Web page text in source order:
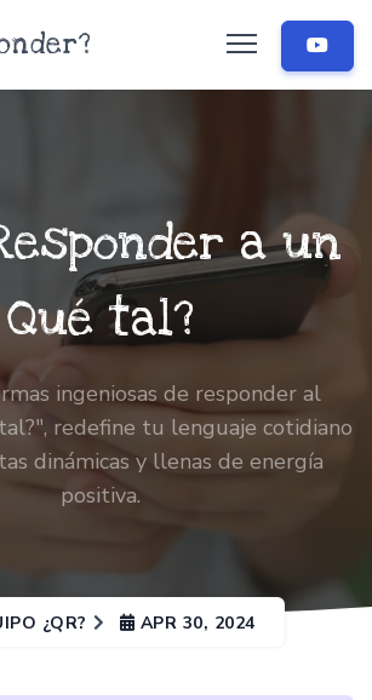
a un
Qué tal?
ingeniosas de responder al
redefine tu lenguaje cotidiano
dinámicas y llenas de energía
positiva.
¿QR? APR 30, 2024